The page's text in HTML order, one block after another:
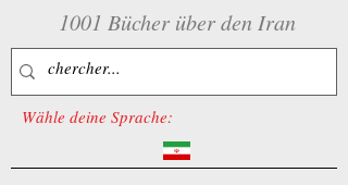
1001 Bücher über den Iran
Wähle deine Sprache: